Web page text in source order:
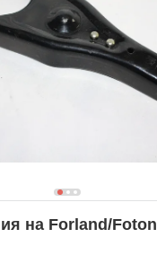
на Forland/Foton